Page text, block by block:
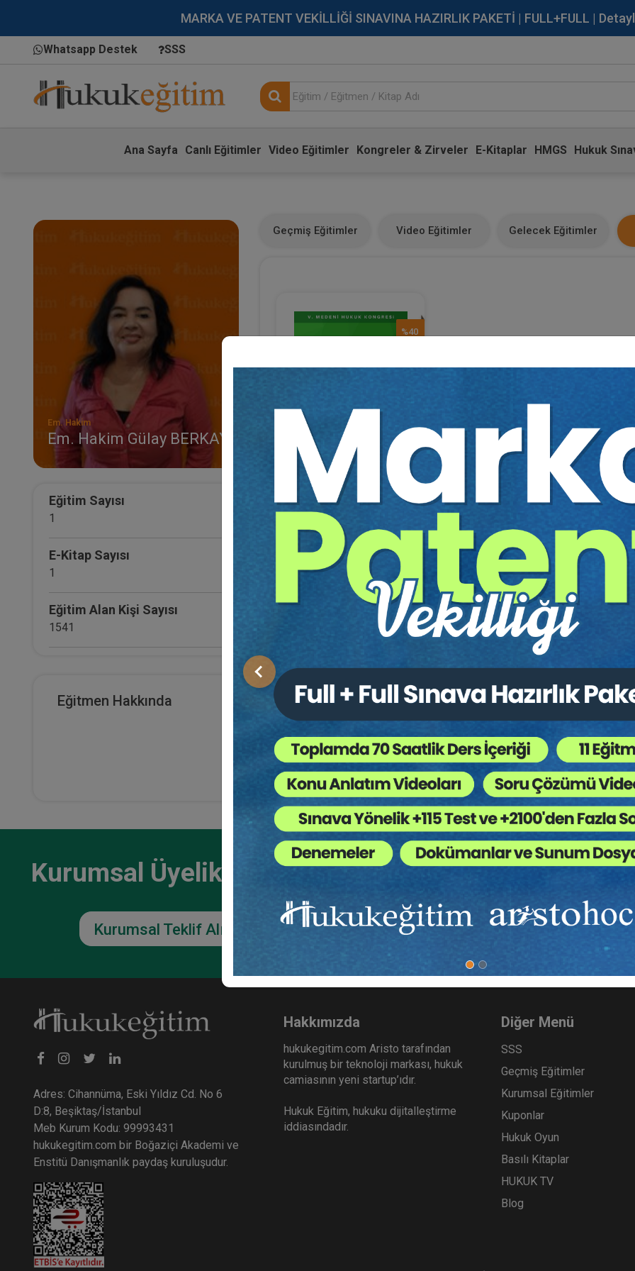
MARKA VE PATENT VEKİLLİĞİ SINAVINA HAZIRLIK PAKETİ | FULL+FULL |
Whatsapp Destek SSS
Ana Sayfa Canlı Eğitimler Video Eğitimler Kongreler & Zirveler E-Kitaplar HMGS Hukuk
Önceki
Em. Hakim
Em. Hakim Gülay BERKAY
Eğitim Sayısı
1
E-Kitap Sayısı
1
Eğitim Alan Kişi Sayısı
1541
Geçmiş Eğitimler Video Eğitimler Gelecek Eğitimler
%40
Hâki̇mi̇n Takdi̇r Ye..
Em. Hakim Gülay BERKAY
75 TL
45 TL
Sepete Ekle
Eğitmen Hakkında
Kurumsal Üyelikler İçin
Kurumsal Teklif Alın
Ekibinizin hukuk bilgisini yükseltin, kaliteli içeriklerle
Ekibinize, Hukuk Eğitim’in birbirinden kaliteli
sınırsız erişim imkanı sunun.
Adres: Cihannüma, Eski Yıldız Cd. No 6
D:8, Beşiktaş/İstanbul
Meb Kurum Kodu: 99993431
hukukegitim.com bir Boğaziçi Akademi ve
Enstitü Danışmanlık paydaş kuruluşudur.
Hakkımızda
hukukegitim.com Aristo tarafından
kurulmuş bir teknoloji markası, hukuk
camiasının yeni startup’ıdır.
Hukuk Eğitim, hukuku dijitalleştirme
iddiasındadır.
Diğer Menü
SSS
Geçmiş Eğitimler
Kurumsal Eğitimler
Kuponlar
Hukuk Oyun
Basılı Kitaplar
HUKUK TV
Blog